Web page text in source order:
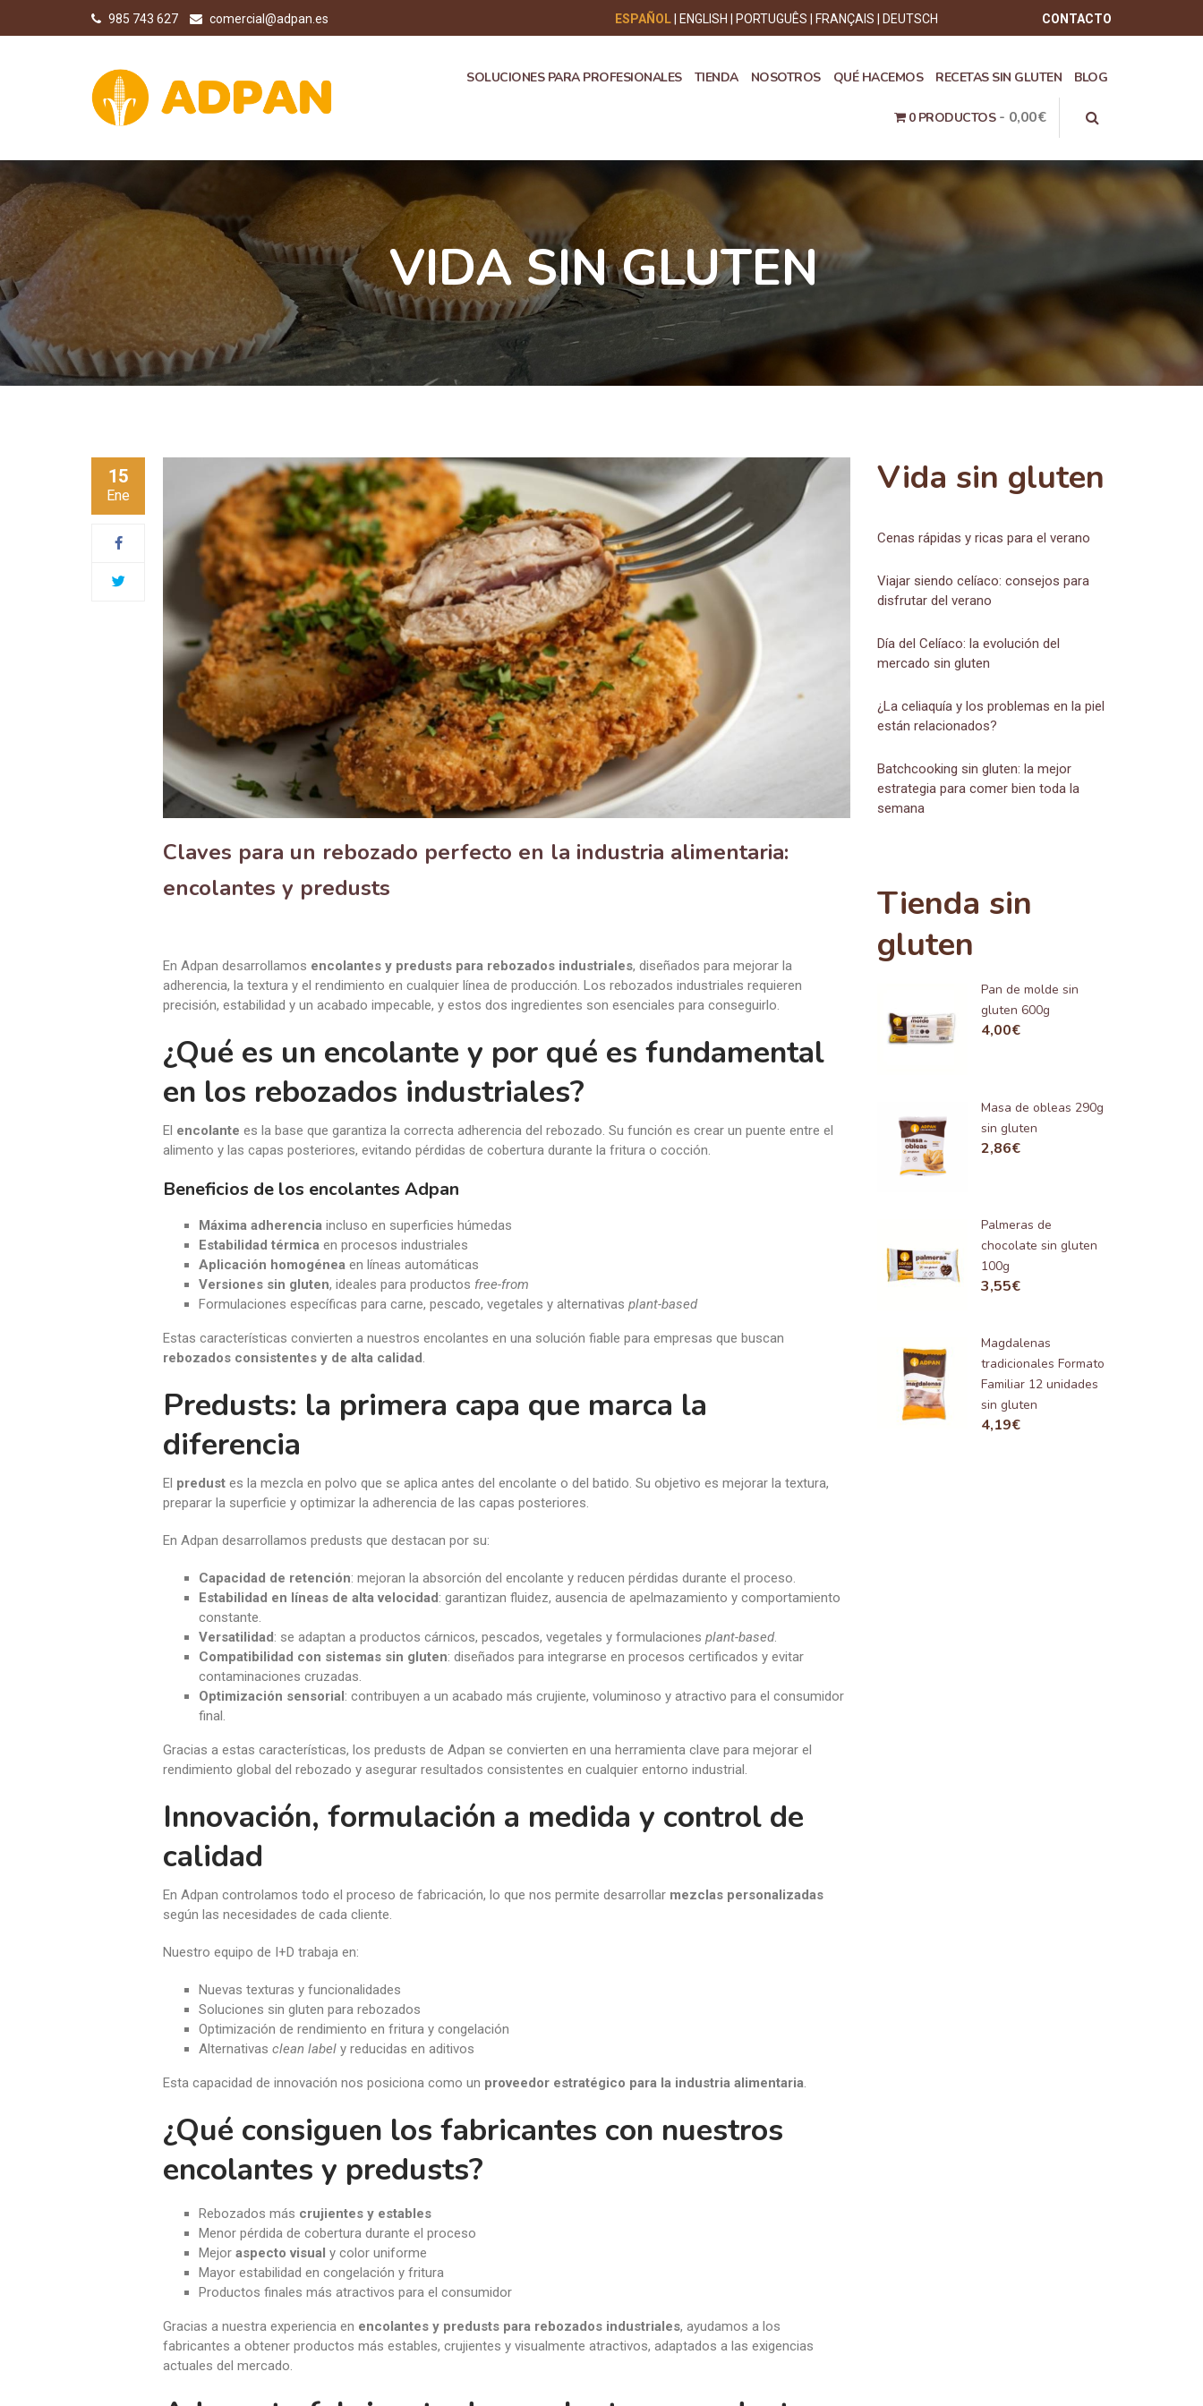
985 743 627 comercial@adpan.es CONTACTO
ESPAÑOL ENGLISH PORTUGUÊS FRANÇAIS DEUTSCH
SOLUCIONES PARA PROFESIONALES TIENDA NOSOTROS QUÉ HACEMOS RECETAS SIN GLUTEN BLOG
0 PRODUCTOS 0,00€
VIDA SIN GLUTEN
15
Ene
Claves para un rebozado perfecto en la industria alimentaria:
encolantes y predusts
En Adpan desarrollamos encolantes y predusts para rebozados industriales, diseñados para mejorar la
adherencia, la textura y el rendimiento en cualquier línea de producción. Los rebozados industriales requieren
precisión, estabilidad y un acabado impecable, y estos dos ingredientes son esenciales para conseguirlo.
¿Qué es un encolante y por qué es fundamental
en los rebozados industriales?
El encolante es la base que garantiza la correcta adherencia del rebozado. Su función es crear un puente entre el
alimento y las capas posteriores, evitando pérdidas de cobertura durante la fritura o cocción.
Beneficios de los encolantes Adpan
Máxima adherencia incluso en superficies húmedas
Estabilidad térmica en procesos industriales
Aplicación homogénea en líneas automáticas
Versiones sin gluten, ideales para productos free-from
Formulaciones específicas para carne, pescado, vegetales y alternativas plant-based
Estas características convierten a nuestros encolantes en una solución fiable para empresas que buscan
rebozados consistentes y de alta calidad.
Predusts: la primera capa que marca la
diferencia
El predust es la mezcla en polvo que se aplica antes del encolante o del batido. Su objetivo es mejorar la textura,
preparar la superficie y optimizar la adherencia de las capas posteriores.
En Adpan desarrollamos predusts que destacan por su:
Capacidad de retención: mejoran la absorción del encolante y reducen pérdidas durante el proceso.
Estabilidad en líneas de alta velocidad: garantizan fluidez, ausencia de apelmazamiento y comportamiento
constante.
Versatilidad: se adaptan a productos cárnicos, pescados, vegetales y formulaciones plant-based.
Compatibilidad con sistemas sin gluten: diseñados para integrarse en procesos certificados y evitar
contaminaciones cruzadas.
Optimización sensorial: contribuyen a un acabado más crujiente, voluminoso y atractivo para el consumidor
final.
Gracias a estas características, los predusts de Adpan se convierten en una herramienta clave para mejorar el
rendimiento global del rebozado y asegurar resultados consistentes en cualquier entorno industrial.
Innovación, formulación a medida y control de
calidad
En Adpan controlamos todo el proceso de fabricación, lo que nos permite desarrollar mezclas personalizadas
según las necesidades de cada cliente.
Nuestro equipo de I+D trabaja en:
Nuevas texturas y funcionalidades
Soluciones sin gluten para rebozados
Optimización de rendimiento en fritura y congelación
Alternativas clean label y reducidas en aditivos
Esta capacidad de innovación nos posiciona como un proveedor estratégico para la industria alimentaria.
¿Qué consiguen los fabricantes con nuestros
encolantes y predusts?
Rebozados más crujientes y estables
Menor pérdida de cobertura durante el proceso
Mejor aspecto visual y color uniforme
Mayor estabilidad en congelación y fritura
Productos finales más atractivos para el consumidor
Gracias a nuestra experiencia en encolantes y predusts para rebozados industriales, ayudamos a los
fabricantes a obtener productos más estables, crujientes y visualmente atractivos, adaptados a las exigencias
actuales del mercado.
Vida sin gluten
Cenas rápidas y ricas para el verano
Viajar siendo celíaco: consejos para
disfrutar del verano
Día del Celíaco: la evolución del
mercado sin gluten
¿La celiaquía y los problemas en la piel
están relacionados?
Batchcooking sin gluten: la mejor
estrategia para comer bien toda la
semana
Tienda sin
gluten
Pan de molde sin
gluten 600g
4,00€
Masa de obleas 290g
sin gluten
2,86€
Palmeras de
chocolate sin gluten
100g
3,55€
Magdalenas
tradicionales Formato
Familiar 12 unidades
sin gluten
4,19€